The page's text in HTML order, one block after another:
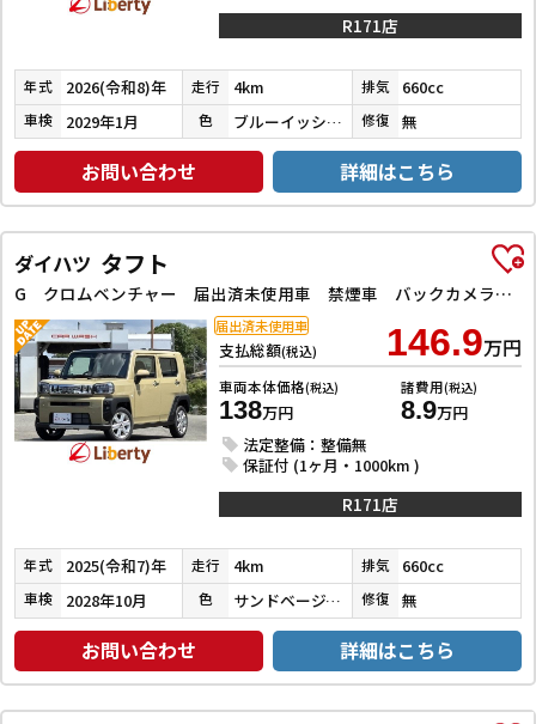
R171店
年式 2026(令和8)年 走行 4km 排気 660cc
車検 2029年1月 色 ブルーイッシュブラックパール３ 修復 無
お問い合わせ 詳細はこちら
ダイハツ タフト
G クロムベンチャー 届出済未使用車 禁煙車 バックカメラ クリアランスソナー オートクルーズコントロール 衝突被害軽減システム オートライト LEDヘッドランプ スマートキー アイドリングストップ シートヒーター
支払総額(税込) 146.9万円
車両本体価格(税込)
138万円
諸費用(税込)
8.9万円
法定整備：整備無
保証付 (1ヶ月・1000km )
届出済未使用車
R171店
年式 2025(令和7)年 走行 4km 排気 660cc
車検 2028年10月 色 サンドベージュメタリック 修復 無
お問い合わせ 詳細はこちら